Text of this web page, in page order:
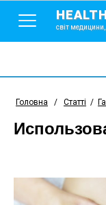
світ
Головна / Статті /